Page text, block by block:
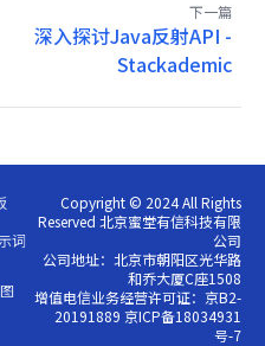
下一篇
深入探讨Java反射API -
Stackademic
词
Copyright © 2024 All Rights
Reserved 北京蜜堂有信科技有限
公司
公司地址：北京市朝阳区光华路
和乔大厦C座1508
增值电信业务经营许可证：京B2-
20191889 京ICP备18034931
号-7